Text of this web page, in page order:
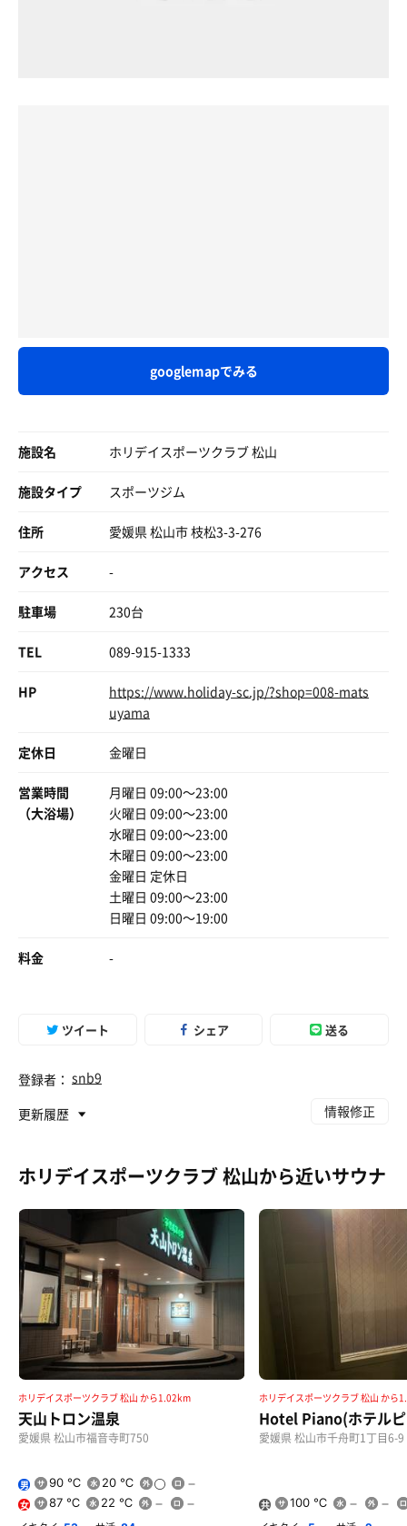
googlemapでみる
施設名 ホリデイスポーツクラブ 松山
施設タイプ スポーツジム
住所 愛媛県 松山市 枝松3-3-276
アクセス -
駐車場 230台
TEL 089-915-1333
HP
https://www.holiday-sc.jp/?shop=008-mats
uyama
定休日 金曜日
営業時間
（大浴場）
月曜日 09:00〜23:00
火曜日 09:00〜23:00
水曜日 09:00〜23:00
木曜日 09:00〜23:00
金曜日 定休日
土曜日 09:00〜23:00
日曜日 09:00〜19:00
料金 -
ツイート シェア 送る
登録者： snb9
更新履歴
情報修正
ホリデイスポーツクラブ 松山から近いサウナ
ホリデイスポーツクラブ 松山 から1.02km
天山トロン温泉
愛媛県 松山市福音寺町750
男 90 ℃ 20 ℃
女 87 ℃ 22 ℃
ホリデイスポーツクラブ 松山 から
Hotel Piano(ホテル
愛媛県 松山市千舟町1丁目6-9
共
100 ℃